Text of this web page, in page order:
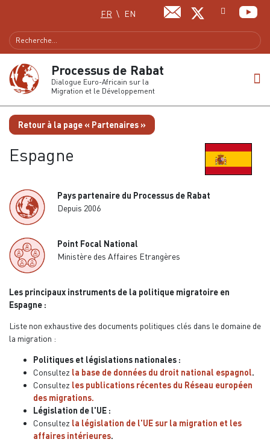
Sélectionnez votre langue
FR EN
Processus de Rabat
Dialogue Euro-Africain sur la
Migration et le Développement
Retour à la page « Partenaires »
Espagne
Pays partenaire du Processus de Rabat
Depuis 2006
Point Focal National
Ministère des Affaires Etrangères
Les principaux instruments de la politique migratoire en
Espagne :
Liste non exhaustive des documents politiques clés dans le domaine de
la migration :
Politiques et législations nationales :
Consultez la base de données du droit national espagnol.
Consultez les publications récentes du Réseau européen
des migrations.
Législation de l'UE :
Consultez la législation de l'UE sur la migration et les
affaires intérieures.